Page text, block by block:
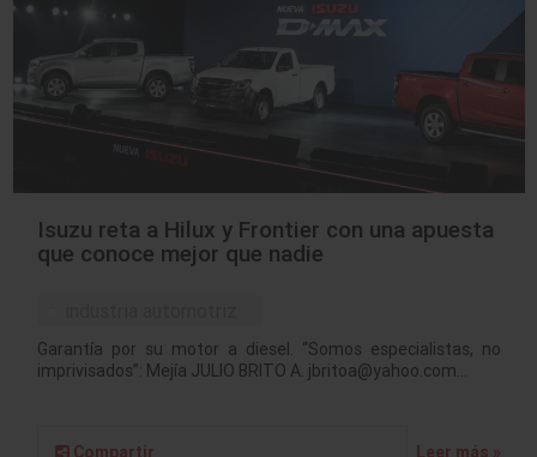
Isuzu reta a Hilux y Frontier con una apuesta
que conoce mejor que nadie
Garantía por su motor a diesel. “Somos especialistas, no
imprivisados”: Mejía JULIO BRITO A. jbritoa@yahoo.com…
Compartir Leer más »